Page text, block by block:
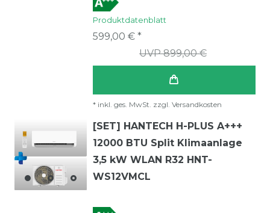
Produktdatenblatt
UVP 899,00 €
599,00 € *
* inkl. ges. MwSt. zzgl. Versandkosten
[SET] HANTECH H-PLUS A+++
12000 BTU Split Klimaanlage
3,5 kW WLAN R32 HNT-
WS12VMCL